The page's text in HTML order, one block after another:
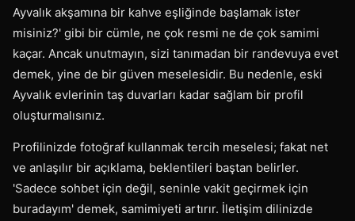
Ayvalık akşamına bir kahve eşliğinde başlamak ister
misiniz?' gibi bir cümle, ne çok resmi ne de çok samimi
kaçar. Ancak unutmayın, sizi tanımadan bir randevuya evet
demek, yine de bir güven meselesidir. Bu nedenle, eski
Ayvalık evlerinin taş duvarları kadar sağlam bir profil
oluşturmalısınız.
Profilinizde fotoğraf kullanmak tercih meselesi; fakat net
ve anlaşılır bir açıklama, beklentileri baştan belirler.
'Sadece sohbet için değil, seninle vakit geçirmek için
buradayım' demek, samimiyeti artırır. İletişim dilinizde